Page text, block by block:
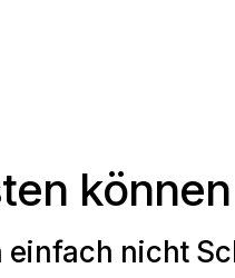
können
einfach nicht